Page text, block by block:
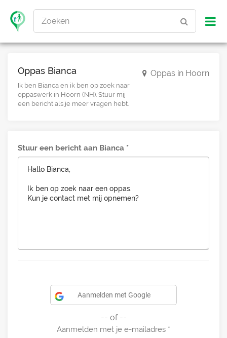
Zoeken
Oppas Bianca
Ik ben Bianca en ik ben op zoek naar
oppaswerk in Hoorn (NH). Stuur mij
een bericht als je meer vragen hebt.
Oppas in Hoorn
Stuur een bericht aan Bianca
Aanmelden met Google
-- of --
Aanmelden met je e-mailadres